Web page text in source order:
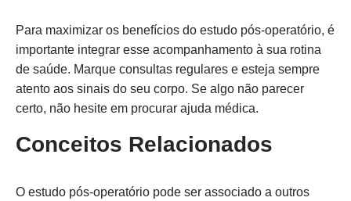
Para maximizar os benefícios do estudo pós-operatório, é
importante integrar esse acompanhamento à sua rotina
de saúde. Marque consultas regulares e esteja sempre
atento aos sinais do seu corpo. Se algo não parecer
certo, não hesite em procurar ajuda médica.
Conceitos Relacionados
O estudo pós-operatório pode ser associado a outros